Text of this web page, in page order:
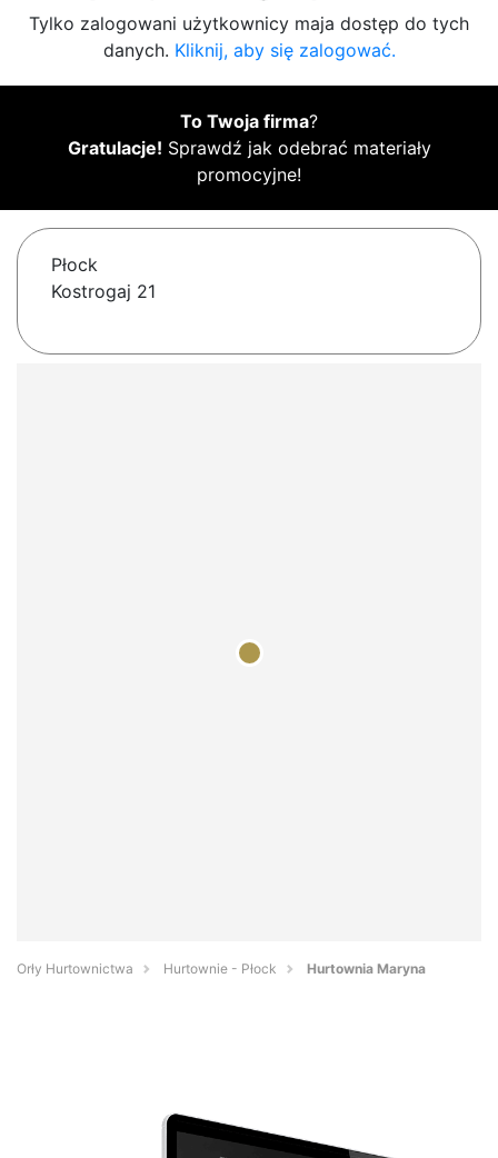
Tylko zalogowani użytkownicy maja dostęp do tych
danych. Kliknij, aby się zalogować.
To Twoja firma?
Gratulacje! Sprawdź jak odebrać materiały
promocyjne!
Płock
Kostrogaj 21
Orły Hurtownictwa Hurtownie - Płock Hurtownia Maryna